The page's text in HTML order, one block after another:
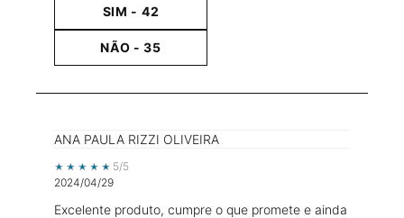
SIM - 42
NÃO -35
ANA PAULA RIZZI OLIVEIRA
5 out of 5 stars.
5/5
2024/04/29
Excelente produto, cumpre o que promete e ainda